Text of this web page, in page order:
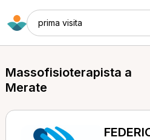
prima visita
Massofisioterapista a
Merate